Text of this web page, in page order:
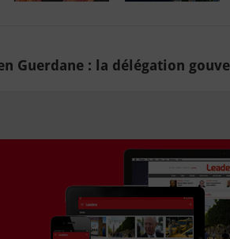
Guerdane : la délégation